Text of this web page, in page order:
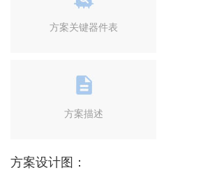
方案关键器件表
方案描述
方案设计图：